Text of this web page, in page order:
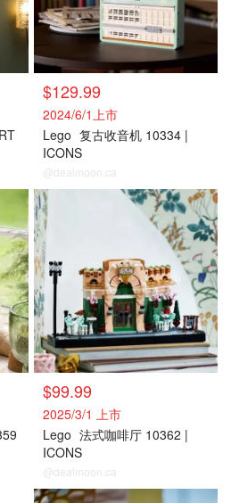
$129.99
2024/6/1上市
Lego 复古收音机 10334 |
ICONS
@dealmoon.ca
$99.99
2025/3/1 上市
Lego 法式咖啡厅 10362 |
ICONS
@dealmoon.ca